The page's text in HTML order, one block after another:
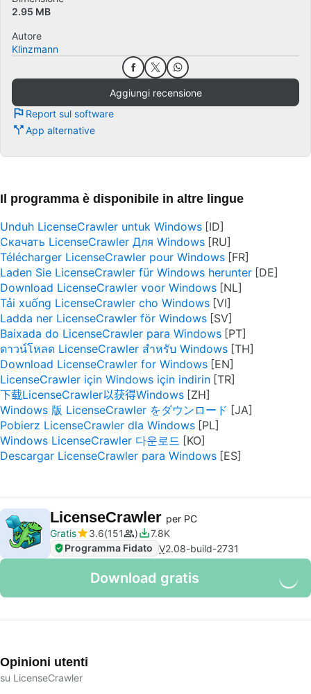
2.95 MB
Autore
Klinzmann
Aggiungi recensione
Report sul software
App alternative
Il programma è disponibile in altre lingue
Unduh LicenseCrawler untuk Windows
Скачать LicenseCrawler Для Windows
Télécharger LicenseCrawler pour Windows
Laden Sie LicenseCrawler für Windows herunter
Download LicenseCrawler voor Windows
Tải xuống LicenseCrawler cho Windows
Ladda ner LicenseCrawler för Windows
Baixada do LicenseCrawler para Windows
ดาวน์โหลด LicenseCrawler สำหรับ Windows
Download LicenseCrawler for Windows
LicenseCrawler için Windows için indirin
下载LicenseCrawler以获得Windows
Windows 版 LicenseCrawler をダウンロード
Pobierz LicenseCrawler dla Windows
Windows LicenseCrawler 다운로드
Descargar LicenseCrawler para Windows
LicenseCrawler per PC
Gratis
3.6 151
7.8K
Programma Fidato V2.08-build-2731
Download gratis
Opinioni utenti
su LicenseCrawler